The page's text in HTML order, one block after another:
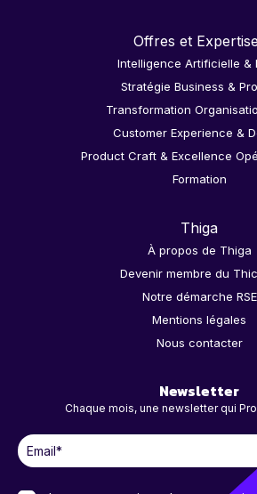
Offres et
Intelligence Artificielle &
Stratégie Business &
Transformation
Customer Experience &
Product Craft & Excellence
Formation
Thiga
À propos de Thiga
Devenir membre du
Notre démarche RSE
Mentions légales
Nous contacter
Newsletter
Chaque mois, une newsletter qui